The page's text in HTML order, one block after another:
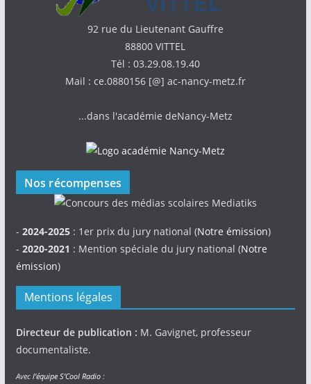
92 rue du Lieutenant Gauffre
88800 VITTEL
Tél : 03.29.08.19.40
Mail : ce.0880156 [@] ac-nancy-metz.fr
...dans l'académie deNancy-Metz
Nos récompenses
- 2024-2025: 1er prix du jury national (Notre émission)
- 2020-2021 : Mention spéciale du jury national (Notre
émission)
Mentions légales
Directeur de publication : M. Gavignet, professeur
documentaliste.
Avec l’équipe S’Cool Radio: